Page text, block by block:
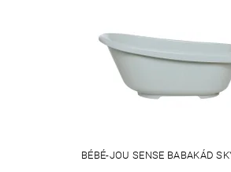
BÉBÉ-JOU SENSE BABAKÁD